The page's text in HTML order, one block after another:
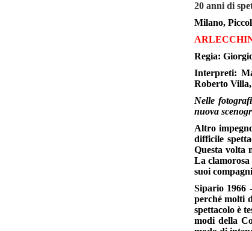
20 anni di
Milano,
Regia:
Interpreti:
Roberto
Nelle
nuova
Altro
difficile
Questa volta
La
suoi
Sipario 1966
perché molti
spettacolo è
modi della